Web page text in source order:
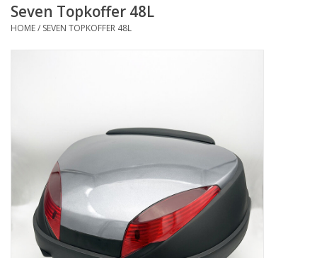
Seven Topkoffer 48L
HOME/ SEVEN TOPKOFFER 48L